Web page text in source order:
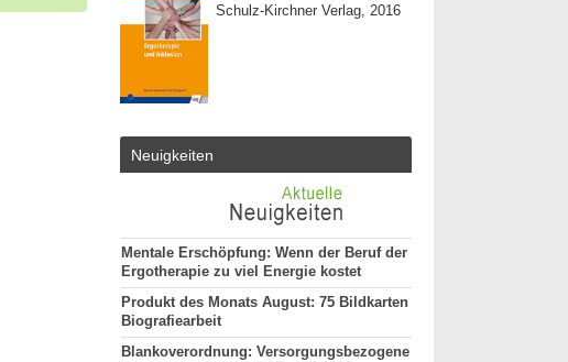
Schulz-Kirchner Verlag, 2016
Neuigkeiten
Mentale Erschöpfung: Wenn der Beruf der
Ergotherapie zu viel Energie kostet
Produkt des Monats August: 75 Bildkarten
Biografiearbeit
Blankoverordnung: Versorgungsbezogene